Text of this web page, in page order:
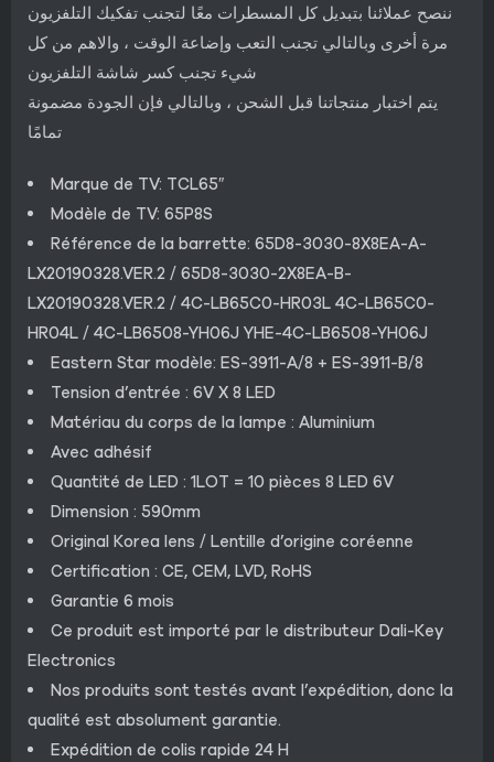
ننصح عملائنا بتبديل كل المسطرات معًا لتجنب تفكيك التلفزيون
مرة أخرى وبالتالي تجنب التعب وإضاعة الوقت ، والاهم من كل
شيء تجنب كسر شاشة التلفزيون
يتم اختبار منتجاتنا قبل الشحن ، وبالتالي فإن الجودة مضمونة
تمامًا
Marque de TV: TCL65″
Modèle de TV: 65P8S
Référence de la barrette: 65D8-3030-8X8EA-A-
LX20190328.VER.2 / 65D8-3030-2X8EA-B-
LX20190328.VER.2 / 4C-LB65C0-HR03L 4C-LB65C0-
HR04L / 4C-LB6508-YH06J YHE-4C-LB6508-YH06J
Eastern Star modèle: ES-3911-A/8 + ES-3911-B/8
Tension d’entrée : 6V X 8 LED
Matériau du corps de la lampe : Aluminium
Avec adhésif
Quantité de LED : 1LOT = 10 pièces 8 LED 6V
Dimension : 590mm
Original Korea lens / Lentille d’origine coréenne
Certification : CE, CEM, LVD, RoHS
Garantie 6 mois
Ce produit est importé par le distributeur Dali-Key
Electronics
Nos produits sont testés avant l’expédition, donc la
qualité est absolument garantie.
Expédition de colis rapide 24 H